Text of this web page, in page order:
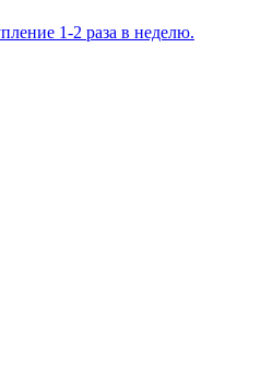
1-2 раза в неделю.